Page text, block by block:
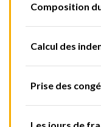
Composition
Calcul des
Prise des